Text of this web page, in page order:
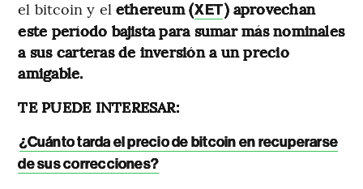
el bitcoin y el ethereum (XET) aprovechan
este período bajista para sumar más nominales
a sus carteras de inversión a un precio
amigable.
TE PUEDE INTERESAR:
¿Cuánto tarda el precio de bitcoin en recuperarse
de sus correcciones?